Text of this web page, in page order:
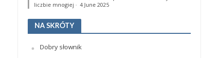
liczbie mnogiej · 4 June 2025
NA SKRÓTY
Dobry słownik